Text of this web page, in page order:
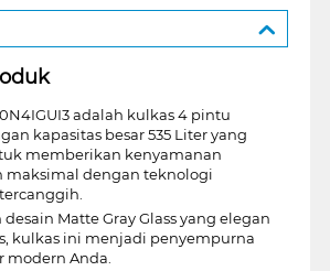
adalah kulkas 4 pintu
kapasitas besar 535 Liter yang
memberikan kenyamanan
maksimal dengan teknologi
Matte Gray Glass yang elegan
kulkas ini menjadi penyempurna
modern Anda.